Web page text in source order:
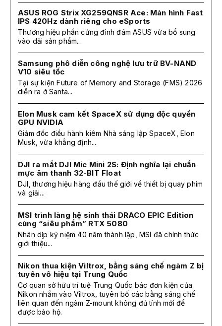
ASUS ROG Strix XG259QNSR Ace: Màn hình Fast
IPS 420Hz dành riêng cho eSports
Thương hiệu phần cứng đình đám ASUS vừa bổ sung
vào dải sản phẩm...
Samsung phô diễn công nghệ lưu trữ BV-NAND
V10 siêu tốc
Tại sự kiện Future of Memory and Storage (FMS) 2026
diễn ra ở Santa...
Elon Musk cam kết SpaceX sử dụng độc quyền
GPU NVIDIA
Giám đốc điều hành kiêm Nhà sáng lập SpaceX, Elon
Musk, vừa khẳng định...
DJI ra mắt DJI Mic Mini 2S: Định nghĩa lại chuẩn
mực âm thanh 32-BIT Float
DJI, thương hiệu hàng đầu thế giới về thiết bị quay phim
và giải...
MSI trình làng hệ sinh thái DRACO EPIC Edition
cùng “siêu phẩm” RTX 5080
Nhân dịp kỷ niệm 40 năm thành lập, MSI đã chính thức
giới thiệu...
Nikon thua kiện Viltrox, bằng sáng chế ngàm Z bị
tuyên vô hiệu tại Trung Quốc
Cơ quan sở hữu trí tuệ Trung Quốc bác đơn kiện của
Nikon nhắm vào Viltrox, tuyên bố các bằng sáng chế
liên quan đến ngàm Z-mount không đủ tính mới để
được bảo hộ.